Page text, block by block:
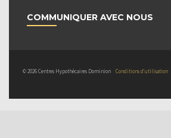
COMMUNIQUER AVEC NOUS
© 2026 Centres Hypothécaires Dominion Conditions d’utilisation